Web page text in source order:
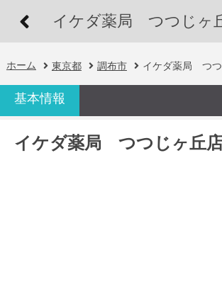
イケダ薬局 つつじヶ
ホーム 東京都 調布市 イケダ薬局 つつ
基本情報
イケダ薬局 つつじヶ丘店